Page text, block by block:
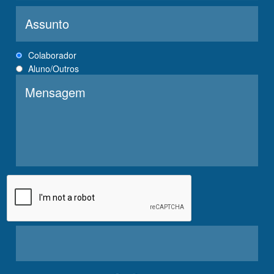
Professor
Candidato
Bolsa social
CPA
Colaborador
Aluno/Outros